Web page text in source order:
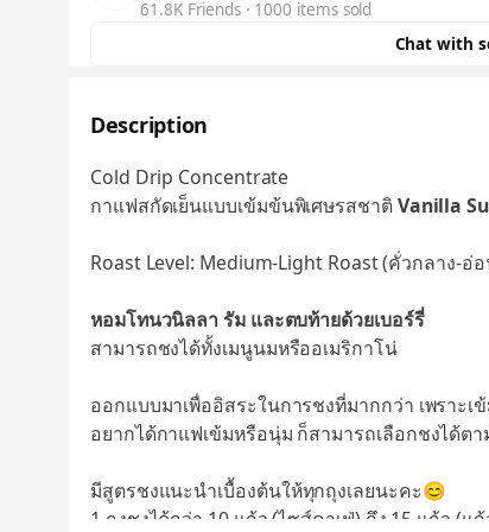
61.8K Friends 1000 items sold
Chat with
Description
Cold Drip Concentrate
กาแฟสกัดเย็นแบบเข้มข้นพิเศษรสชาติVanilla
Roast Level: Medium-Light Roast (คั่วกลาง-อ่
หอมโทนวนิลลา รัม และตบท้ายด้วยเบอร์รี่
สามารถชงได้ทั้งเมนูนมหรืออเมริกาโน่
ออกแบบมาเพื่ออิสระในการชงที่มากกว่า เพราะเ
อยากได้กาแฟเข้มหรือนุ่ม ก็สามารถเลือกชงได้ต
มีสูตรชงแนะนำเบื้องต้นให้ทุกถุงเลยนะคะ😊
1 ถุงชงได้กว่า 10 แก้ว (ไซส์คาเฟ่) ถึง 15 แก้ว (แ